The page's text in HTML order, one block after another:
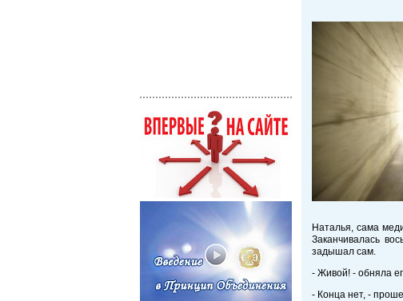
Наталья, сама
Заканчивалась
задышал сам.
- Живой! - обняла
- Конца нет, -